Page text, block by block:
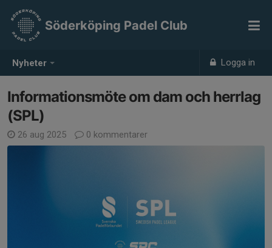
Nyheter Logga in
Söderköping Padel Club
Informationsmöte om dam och herrlag
(SPL)
26 aug 2025 0 kommentarer